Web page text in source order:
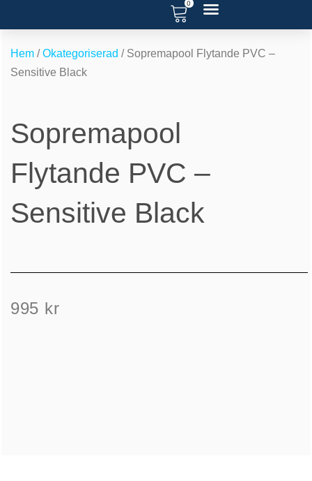
till
innehåll
0
Hem /Okategoriserad / Sopremapool Flytande PVC –
Sensitive Black
Sopremapool
Flytande PVC –
Sensitive Black
995 kr